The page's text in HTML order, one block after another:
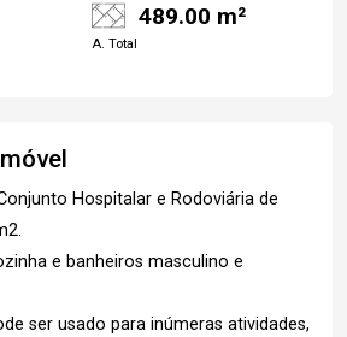
489.00 m²
A. Total
Hospitalar e Rodoviária de
e banheiros masculino e
ser usado para inúmeras atividades,